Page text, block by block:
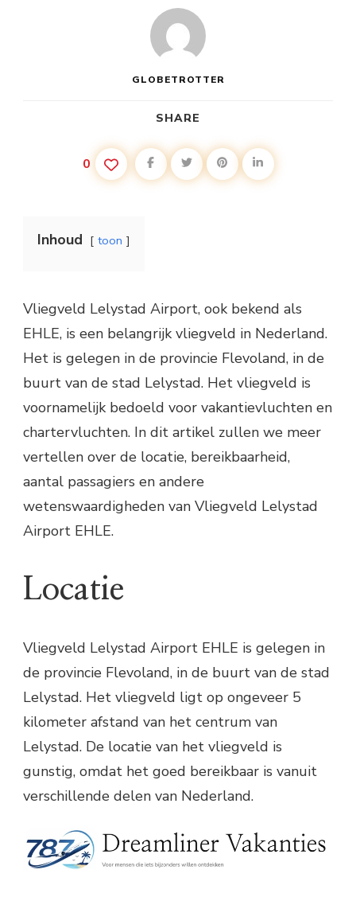
GLOBETROTTER
SHARE
0
Inhoud toon
Vliegveld Lelystad Airport, ook bekend als
EHLE, is een belangrijk vliegveld in Nederland.
Het is gelegen in de provincie Flevoland, in de
buurt van de stad Lelystad. Het vliegveld is
voornamelijk bedoeld voor vakantievluchten en
chartervluchten. In dit artikel zullen we meer
vertellen over de locatie, bereikbaarheid,
aantal passagiers en andere
wetenswaardigheden van Vliegveld Lelystad
Airport EHLE.
Locatie
Vliegveld Lelystad Airport EHLE is gelegen in
de provincie Flevoland, in de buurt van de stad
Lelystad. Het vliegveld ligt op ongeveer 5
kilometer afstand van het centrum van
Lelystad. De locatie van het vliegveld is
gunstig, omdat het goed bereikbaar is vanuit
verschillende delen van Nederland.